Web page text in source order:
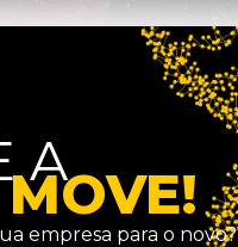
A
empresa para o novo?